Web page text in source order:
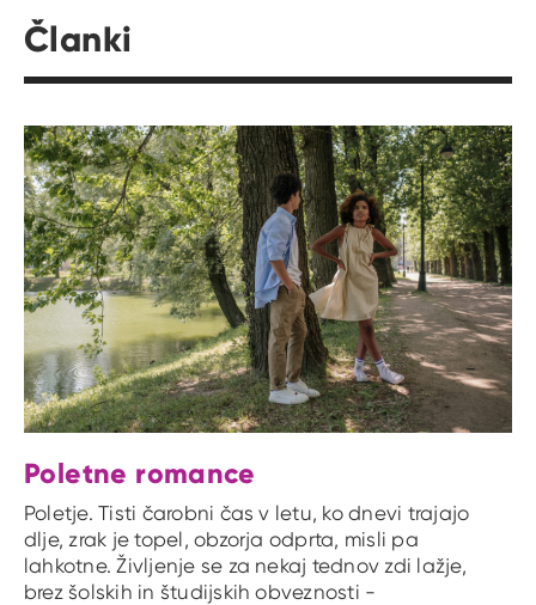
Članki
Poletne romance
Poletje. Tisti čarobni čas v letu, ko dnevi trajajo
dlje, zrak je topel, obzorja odprta, misli pa
lahkotne. Življenje se za nekaj tednov zdi lažje,
brez šolskih in študijskih obveznosti -